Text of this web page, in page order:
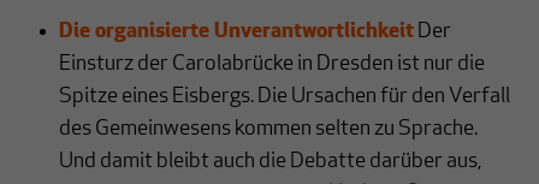
Die organisierte Unverantwortlichkeit Der
Einsturz der Carolabrücke in Dresden ist nur die
Spitze eines Eisbergs. Die Ursachen für den Verfall
des Gemeinwesens kommen selten zu Sprache.
Und damit bleibt auch die Debatte darüber aus,